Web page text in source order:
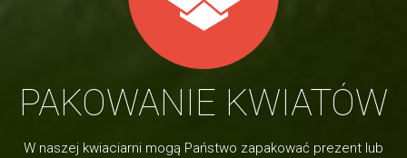
PAKOWANIE KWIATÓW
W naszej kwiaciarni mogą Państwo zapakować prezent lub